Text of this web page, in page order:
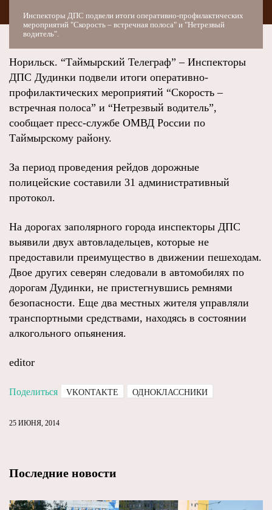
Инспекторы ДПС подвели итоги оперативно-профилактических
мероприятий "Скорость – встречная полоса" и "Нетрезвый
водитель".
Норильск. “Таймырский Телеграф” – Инспекторы
ДПС Дудинки подвели итоги оперативно-
профилактических мероприятий “Скорость –
встречная полоса” и “Нетрезвый водитель”,
сообщает пресс-службе ОМВД России по
Таймырскому району.
За период проведения рейдов дорожные
полицейские составили 31 административный
протокол.
На дорогах заполярного города инспекторы ДПС
выявили двух автовладельцев, которые не
предоставили преимущество в движении пешеходам.
Двое других северян следовали в автомобилях по
дорогам Дудинки, не пристегнувшись ремнями
безопасности. Еще два местных жителя управляли
транспортными средствами, находясь в состоянии
алкогольного опьянения.
editor
Поделиться VKONTAKTE ОДНОКЛАССНИКИ
25 ИЮНЯ, 2014
Последние новости